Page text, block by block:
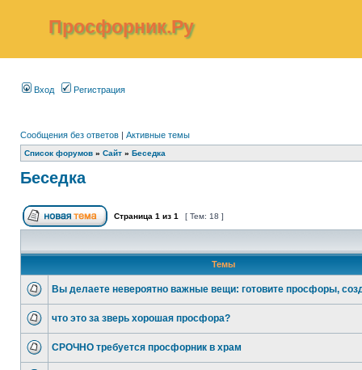
Просфорник.Ру
Вход Регистрация
Сообщения без ответов | Активные темы
Список форумов » Сайт » Беседка
Беседка
Страница 1 из 1 [ Тем: 18 ]
Темы
Вы делаете невероятно важные вещи: готовите просфоры,
что это за зверь хорошая просфора?
СРОЧНО требуется просфорник в храм